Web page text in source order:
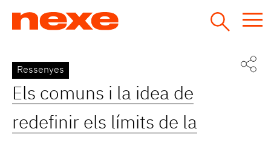
Back
to
top
Ressenyes
Els comuns i la idea de
redefinir els límits de la